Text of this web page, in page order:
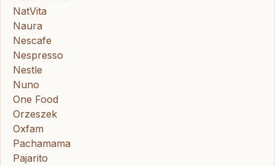
NatVita
Naura
Nescafe
Nespresso
Nestle
Nuno
One Food
Orzeszek
Oxfam
Pachamama
Pajarito